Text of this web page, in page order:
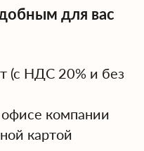
для вас
(с НДС 20% и без
компании
картой